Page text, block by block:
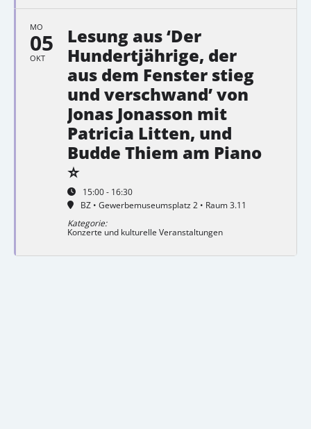
MO
05
OKT
Lesung aus ‘Der
Hundertjährige, der
aus dem Fenster stieg
und verschwand’ von
Jonas Jonasson mit
Patricia Litten, und
Budde Thiem am Piano
⭐
15:00 - 16:30
BZ • Gewerbemuseumsplatz 2 • Raum 3.11
Kategorie:
Konzerte und kulturelle Veranstaltungen